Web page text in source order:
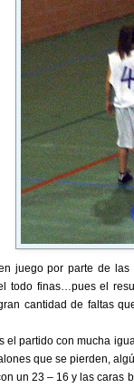
juego por parte de
todo finas…pues el
cantidad de faltas
el partido con mucha
que se pierden,
un 23 – 16 y las caras